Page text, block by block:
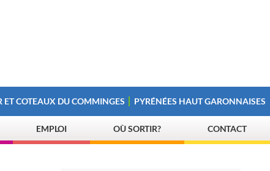
ET COTEAUX DU COMMINGES PYRÉNÉES HAUT GARONNAISES
EMPLOI OÙ SORTIR? CONTACT